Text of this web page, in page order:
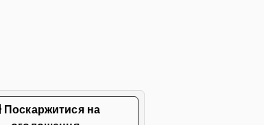
Поскаржитися на